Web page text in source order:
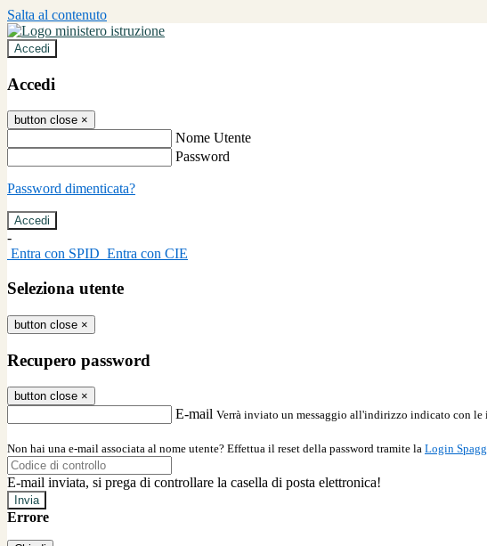
Salta al contenuto
Accedi
Accedi
button close ×
Nome Utente
Password
Password dimenticata?
-
Entra con SPID Entra con CIE
Seleziona utente
button close ×
Recupero password
button close ×
E-mail Verrà inviato un messaggio all'indirizzo indicato con le
Non hai una e-mail associata al nome utente? Effettua il reset della password tramite la Login
E-mail inviata, si prega di controllare la casella di posta elettronica!
Errore